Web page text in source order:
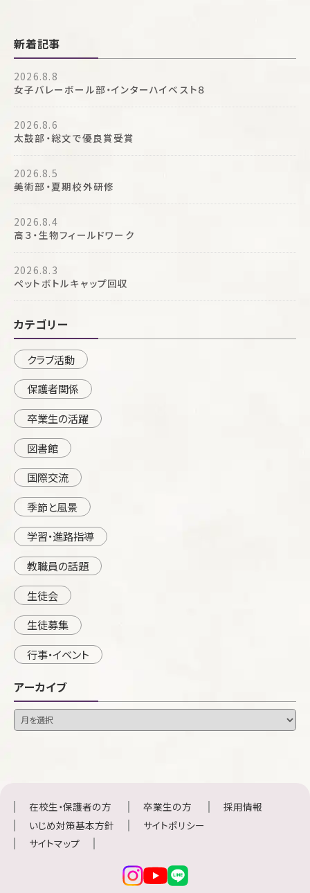
新着記事
2026.8.8
女子バレーボール部・インターハイベスト８
2026.8.6
太鼓部・総文で優良賞受賞
2026.8.5
美術部・夏期校外研修
2026.8.4
高３・生物フィールドワーク
2026.8.3
ペットボトルキャップ回収
カテゴリー
クラブ活動
保護者関係
卒業生の活躍
図書館
国際交流
季節と風景
学習・進路指導
教職員の話題
生徒会
生徒募集
行事・イベント
アーカイブ
在校生・保護者の方 卒業生の方
採用情報
いじめ対策基本方針
サイトポリシー
サイトマップ